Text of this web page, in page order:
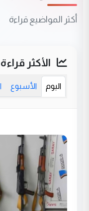
أكثر المواضيع قراءة
الأكثر قراءة
اليوم الأسبوع